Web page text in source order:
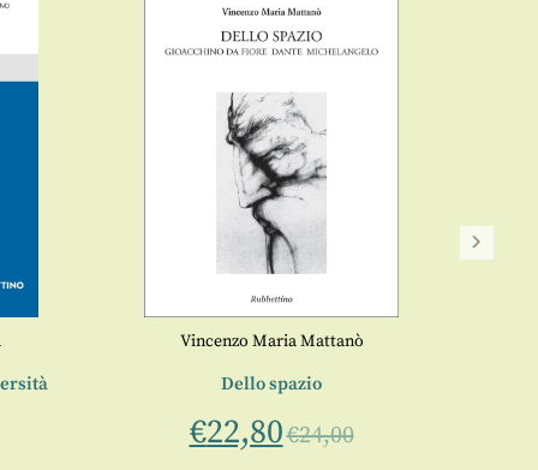
Vincenzo Maria Mattanò
Dello spazio
€22,80€24,00